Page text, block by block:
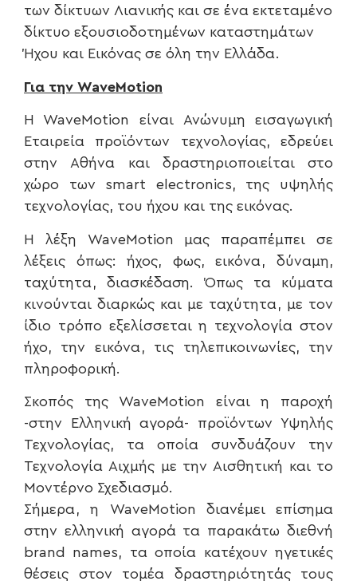
των δίκτυων Λιανικής και σε ένα εκτεταμένο
δίκτυο εξουσιοδοτημένων καταστημάτων
Ήχου και Εικόνας σε όλη την Ελλάδα.
Για την WaveMotion
H WaveMotion είναι Ανώνυμη εισαγωγική
Εταιρεία προϊόντων τεχνολογίας, εδρεύει
στην Αθήνα και δραστηριοποιείται στο
χώρο των smart electronics, της υψηλής
τεχνολογίας, του ήχου και της εικόνας.
H λέξη WaveMotion μας παραπέμπει σε
λέξεις όπως: ήχος, φως, εικόνα, δύναμη,
ταχύτητα, διασκέδαση. Όπως τα κύματα
κινούνται διαρκώς και με ταχύτητα, με τον
ίδιο τρόπο εξελίσσεται η τεχνολογία στον
ήχο, την εικόνα, τις τηλεπικοινωνίες, την
πληροφορική.
Σκοπός της WaveMotion είναι η παροχή
-στην Ελληνική αγορά- προϊόντων Υψηλής
Τεχνολογίας, τα οποία συνδυάζουν την
Τεχνολογία Αιχμής με την Αισθητική και το
Μοντέρνο Σχεδιασμό.
Σήμερα, η WaveMotion διανέμει επίσημα
στην ελληνική αγορά τα παρακάτω διεθνή
brand names, τα οποία κατέχουν ηγετικές
θέσεις στον τομέα δραστηριότητάς τους